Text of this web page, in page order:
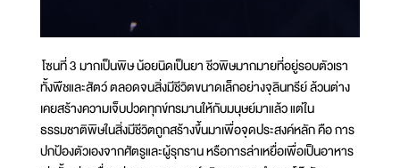
โซนที่ 3 มากเป็นพิษ น้อยนิดเป็นยา ชีวพิษมากมายที่อยู่รอบตัวเรา
ทั้งพืชและสัตว์ ตลอดจนสิ่งมีชีวิตขนาดเล็กอย่างจุลินทรีย์ ล้วนต่าง
เคยสร้างความเจ็บปวดทุกข์ทรมานให้กับมนุษย์มาแล้ว แต่ใน
ธรรมชาติพิษในสิ่งมีชีวิตถูกสร้างขึ้นมาเพื่อจุดประสงค์หลัก คือ การ
ปกป้องตัวเองจากศัตรูและผู้รุกราน หรือการล่าเหยื่อเพื่อเป็นอาหาร